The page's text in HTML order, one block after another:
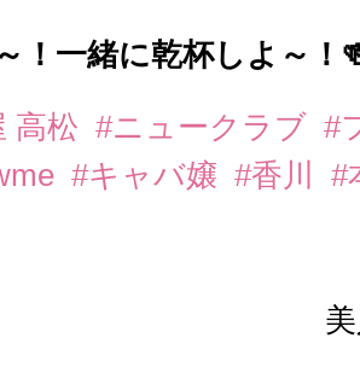
！一緒に乾杯しよ～！
高松 #ニュークラブ #
#キャバ嬢 #香川 #